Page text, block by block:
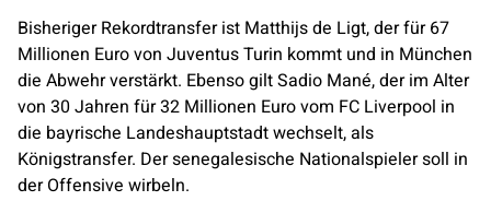
Bisheriger Rekordtransfer ist Matthijs de Ligt, der für 67
Millionen Euro von Juventus Turin kommt und in München
die Abwehr verstärkt. Ebenso gilt Sadio Mané, der im Alter
von 30 Jahren für 32 Millionen Euro vom FC Liverpool in
die bayrische Landeshauptstadt wechselt, als
Königstransfer. Der senegalesische Nationalspieler soll in
der Offensive wirbeln.